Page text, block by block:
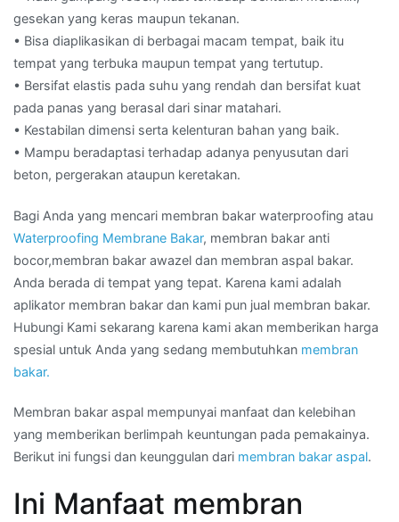
gesekan yang keras maupun tekanan.
• Bisa diaplikasikan di berbagai macam tempat, baik itu
tempat yang terbuka maupun tempat yang tertutup.
• Bersifat elastis pada suhu yang rendah dan bersifat kuat
pada panas yang berasal dari sinar matahari.
• Kestabilan dimensi serta kelenturan bahan yang baik.
• Mampu beradaptasi terhadap adanya penyusutan dari
beton, pergerakan ataupun keretakan.
Bagi Anda yang mencari membran bakar waterproofing atau
Waterproofing Membrane Bakar, membran bakar anti
bocor,membran bakar awazel dan membran aspal bakar.
Anda berada di tempat yang tepat. Karena kami adalah
aplikator membran bakar dan kami pun jual membran bakar.
Hubungi Kami sekarang karena kami akan memberikan harga
spesial untuk Anda yang sedang membutuhkan membran
bakar.
Membran bakar aspal mempunyai manfaat dan kelebihan
yang memberikan berlimpah keuntungan pada pemakainya.
Berikut ini fungsi dan keunggulan dari membran bakar aspal.
Ini Manfaat membran